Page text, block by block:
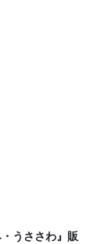
うささわ』販